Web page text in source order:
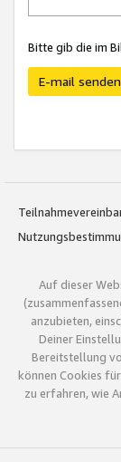
Bitte gib die im
E-mail senden
Auf dieser
anzubieten,
Deiner
Bereitstellung
können Cookies
zu erfahren, wie